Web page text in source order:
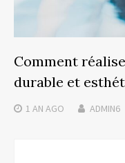
Comment
durable et
1 AN AGO ADMIN6